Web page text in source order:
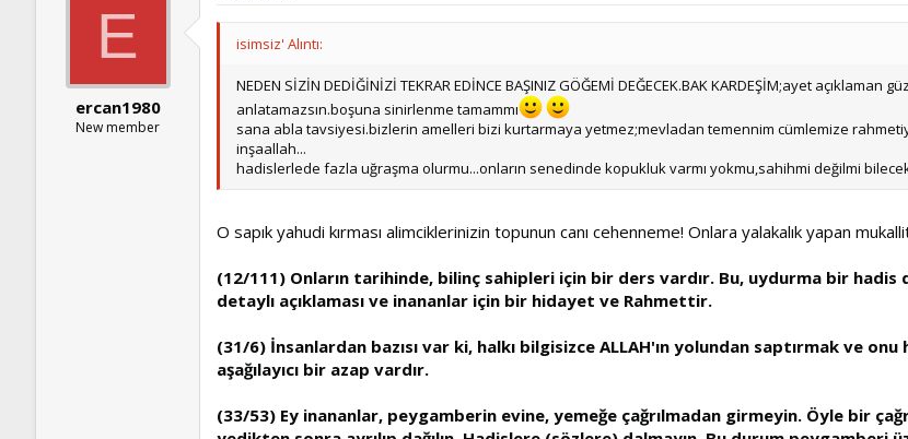
E
ercan1980
New member
isimsiz' Alıntı:
NEDEN SİZİN DEDİĞİNİZİ TEKRAR EDİNCE BAŞINIZ GÖĞEMİ DEĞECEK.BAK KARDEŞİM;ayet
anlatamazsın.boşuna sinirlenme tamammı
sana abla tavsiyesi.bizlerin amelleri bizi kurtarmaya yetmez;mevladan temennim cümlemize
inşaallah...
hadislerlede fazla uğraşma olurmu...onların senedinde kopukluk varmı yokmu,sahihmi değilmi
O sapık yahudi kırması alimciklerinizin topunun canı cehenneme! Onlara yalakalık yapan
(12/111) Onların tarihinde, bilinç sahipleri için bir ders vardır. Bu, uydurma bir hadis
detaylı açıklaması ve inananlar için bir hidayet ve Rahmettir.
(31/6) İnsanlardan bazısı var ki, halkı bilgisizce ALLAH'ın yolundan saptırmak ve
aşağılayıcı bir azap vardır.
(33/53) Ey inananlar, peygamberin evine, yemeğe çağrılmadan girmeyin. Öyle bir